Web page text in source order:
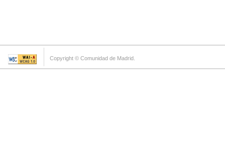
Copyright © Comunidad de Madrid.